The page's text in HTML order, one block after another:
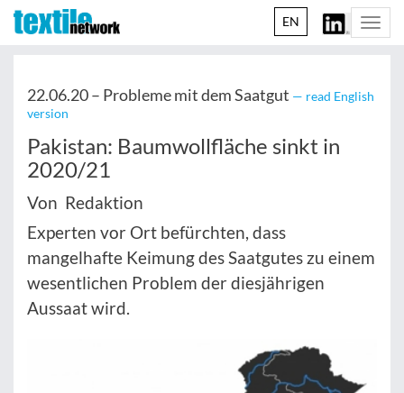
EN
22.06.20 – Probleme mit dem Saatgut — read English
version
Pakistan: Baumwollfläche sinkt in
2020/21
Von Redaktion
Experten vor Ort befürchten, dass
mangelhafte Keimung des Saatgutes zu einem
wesentlichen Problem der diesjährigen
Aussaat wird.